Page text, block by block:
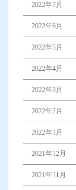
2022年7月
2022年6月
2022年5月
2022年4月
2022年3月
2022年2月
2022年1月
2021年12月
2021年11月